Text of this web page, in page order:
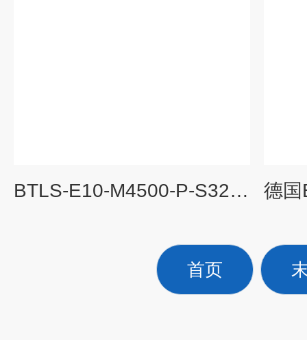
BTLS-E10-M4500-P-S32巴鲁夫BALLUFF光学传感器
首页